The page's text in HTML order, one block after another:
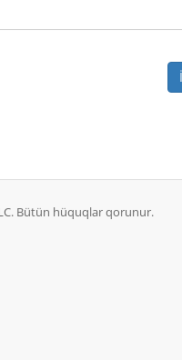
Bütün hüquqlar qorunur.